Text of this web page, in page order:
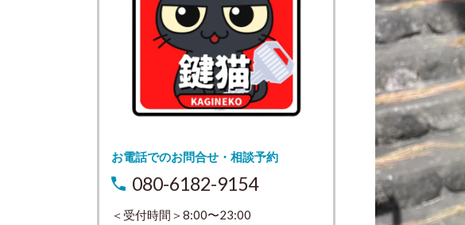
お電話でのお問合せ・相談予約
080-6182-9154
＜受付時間＞8:00〜23:00